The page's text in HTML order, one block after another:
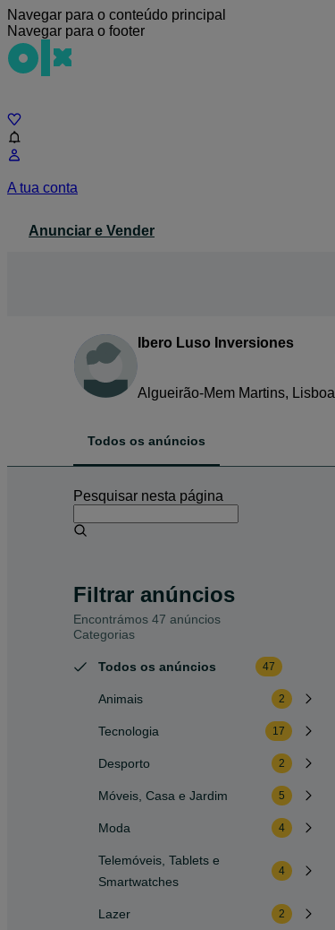
Navegar para o conteúdo principal
Navegar para o footer
A tua conta
Anunciar e Vender
Ibero Luso Inversiones
Algueirão-Mem Martins, Lisboa
Todos os anúncios
Pesquisar nesta página
Filtrar anúncios
Encontrámos 47 anúncios
Categorias
Todos os anúncios 47
Animais 2
Tecnologia 17
Desporto 2
Móveis, Casa e Jardim 5
Moda 4
Telemóveis, Tablets e
Smartwatches
4
Lazer 2